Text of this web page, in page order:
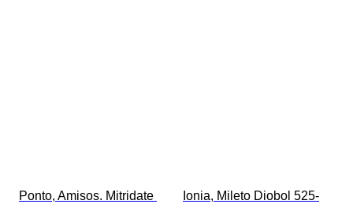
Ponto, Amisos. Mitridate
Ionia, Mileto Diobol 525-